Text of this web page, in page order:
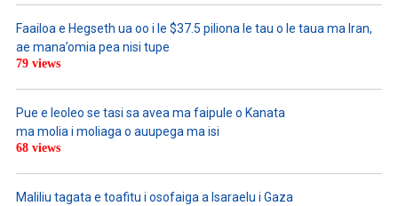
Faailoa e Hegseth ua oo i le $37.5 piliona le tau o le taua ma Iran,
ae mana’omia pea nisi tupe
79 views
Pue e leoleo se tasi sa avea ma faipule o Kanata
ma molia i moliaga o auupega ma isi
68 views
Maliliu tagata e toafitu i osofaiga a Isaraelu i Gaza